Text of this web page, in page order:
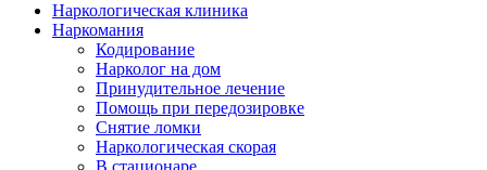
Наркологическая клиника
Наркомания
Кодирование
Нарколог на дом
Принудительное лечение
Помощь при передозировке
Снятие ломки
Наркологическая скорая
В стационаре